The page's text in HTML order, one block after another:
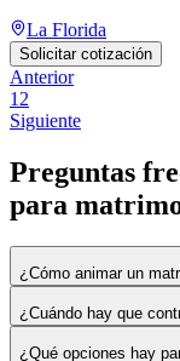
La Florida
Solicitar cotización
Anterior
1 2
Siguiente
Preguntas
para
¿Cómo animar un
¿Cuándo hay que
¿Qué opciones hay